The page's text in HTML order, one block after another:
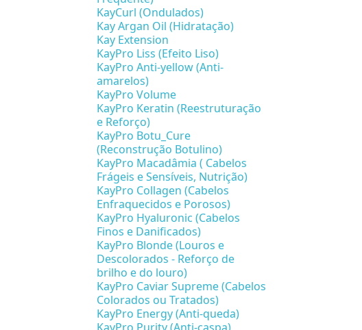
KayCurl (Ondulados)
Kay Argan Oil (Hidratação)
Kay Extension
KayPro Liss (Efeito Liso)
KayPro Anti-yellow (Anti-
amarelos)
KayPro Volume
KayPro Keratin (Reestruturação
e Reforço)
KayPro Botu_Cure
(Reconstrução Botulino)
KayPro Macadâmia ( Cabelos
Frágeis e Sensíveis, Nutrição)
KayPro Collagen (Cabelos
Enfraquecidos e Porosos)
KayPro Hyaluronic (Cabelos
Finos e Danificados)
KayPro Blonde (Louros e
Descolorados - Reforço de
brilho e do louro)
KayPro Caviar Supreme (Cabelos
Colorados ou Tratados)
KayPro Energy (Anti-queda)